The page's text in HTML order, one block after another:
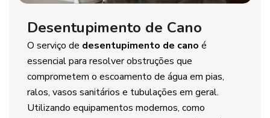
Desentupimento de Cano
O serviço de desentupimento de cano é
essencial para resolver obstruções que
comprometem o escoamento de água em pias,
ralos, vasos sanitários e tubulações em geral.
Utilizando equipamentos modernos, como